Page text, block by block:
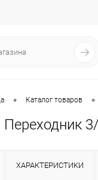
• Каталог товаров •
ХАРАКТЕРИСТИКИ